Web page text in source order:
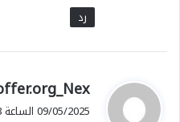
رد
ي
ق
09/05/2025 الساعة 18:08